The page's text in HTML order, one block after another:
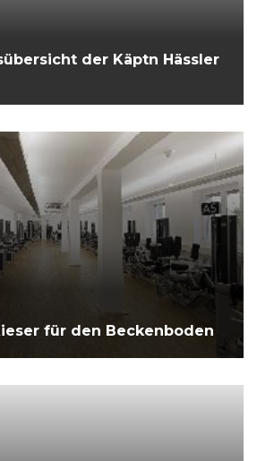
der Käptn Hässler
für den Beckenboden